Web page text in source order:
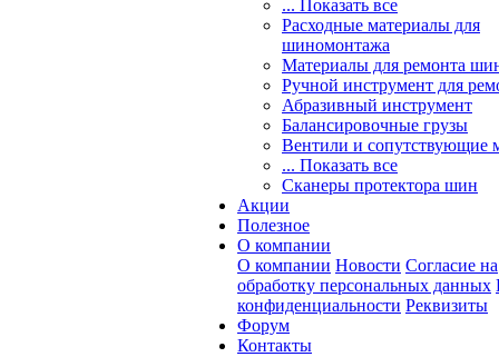
... Показать все
Расходные материалы для
шиномонтажа
Материалы для ремонта
Ручной инструмент для
Абразивный инструмент
Балансировочные грузы
Вентили и сопутствующие
... Показать все
Сканеры протектора шин
Акции
Полезное
О компании
О компании Новости Согласие на
обработку персональных данных
конфиденциальности Реквизиты
Форум
Контакты